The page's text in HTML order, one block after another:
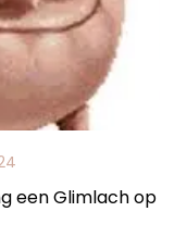
een Glimlach op